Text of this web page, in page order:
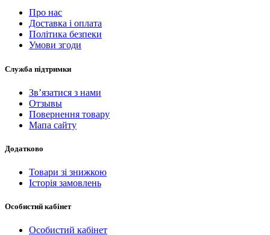
Про нас
Доставка і оплата
Політика безпеки
Умови згоди
Служба підтримки
Зв’язатися з нами
Отзывы
Повернення товару
Мапа сайту
Додатково
Товари зі знижкою
Історія замовлень
Особистий кабінет
Особистий кабінет